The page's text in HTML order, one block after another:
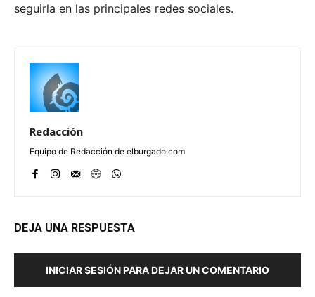
seguirla en las principales redes sociales.
Redacción
Equipo de Redacción de elburgado.com
DEJA UNA RESPUESTA
INICIAR SESIÓN PARA DEJAR UN COMENTARIO